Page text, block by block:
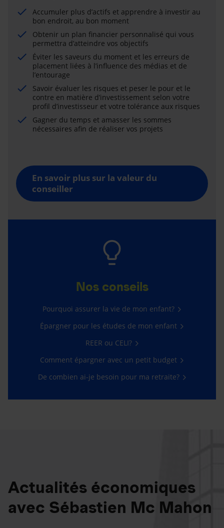
Accumuler plus d’actifs et apprendre à investir au
bon endroit, au bon moment
Obtenir un plan financier personnalisé qui vous
permettra d’atteindre vos objectifs
Éviter les saveurs du moment et les erreurs de
placement liées à l’influence des médias et de
l’entourage
Savoir évaluer les risques et peser le pour et le
contre en matière d’investissement selon votre
profil d’investisseur et votre tolérance aux risques
Gagner du temps et amasser les sommes
nécessaires afin de réaliser vos projets
En savoir plus sur la valeur du
conseiller
Nos conseils
Pourquoi assurer la vie de mon enfant?
Épargner pour les études de mon enfant
REER ou CELI?
Comment épargner avec un petit budget
De combien ai-je besoin pour ma retraite?
Actualités économiques
avec Sébastien Mc Mahon